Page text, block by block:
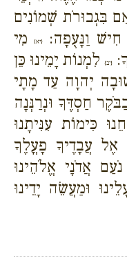
בִּגְבוּרֹת שְׁמוֹנִים
חִישׁ וַנָּעֻפָה:
{יא}מִי
{יב} לִמְנוֹת יָמֵינוּ כֵּן
יְהוָה עַד מָתָי
חַסְדֶּךָ וּנְרַנְּנָה
כִּימוֹת עִנִּיתָנוּ
אֶל עֲבָדֶיךָ פָעֳלֶךָ
נֹעַם אֲדֹנָי אֱלֹהֵינוּ
וּמַעֲשֵׂה יָדֵינוּ